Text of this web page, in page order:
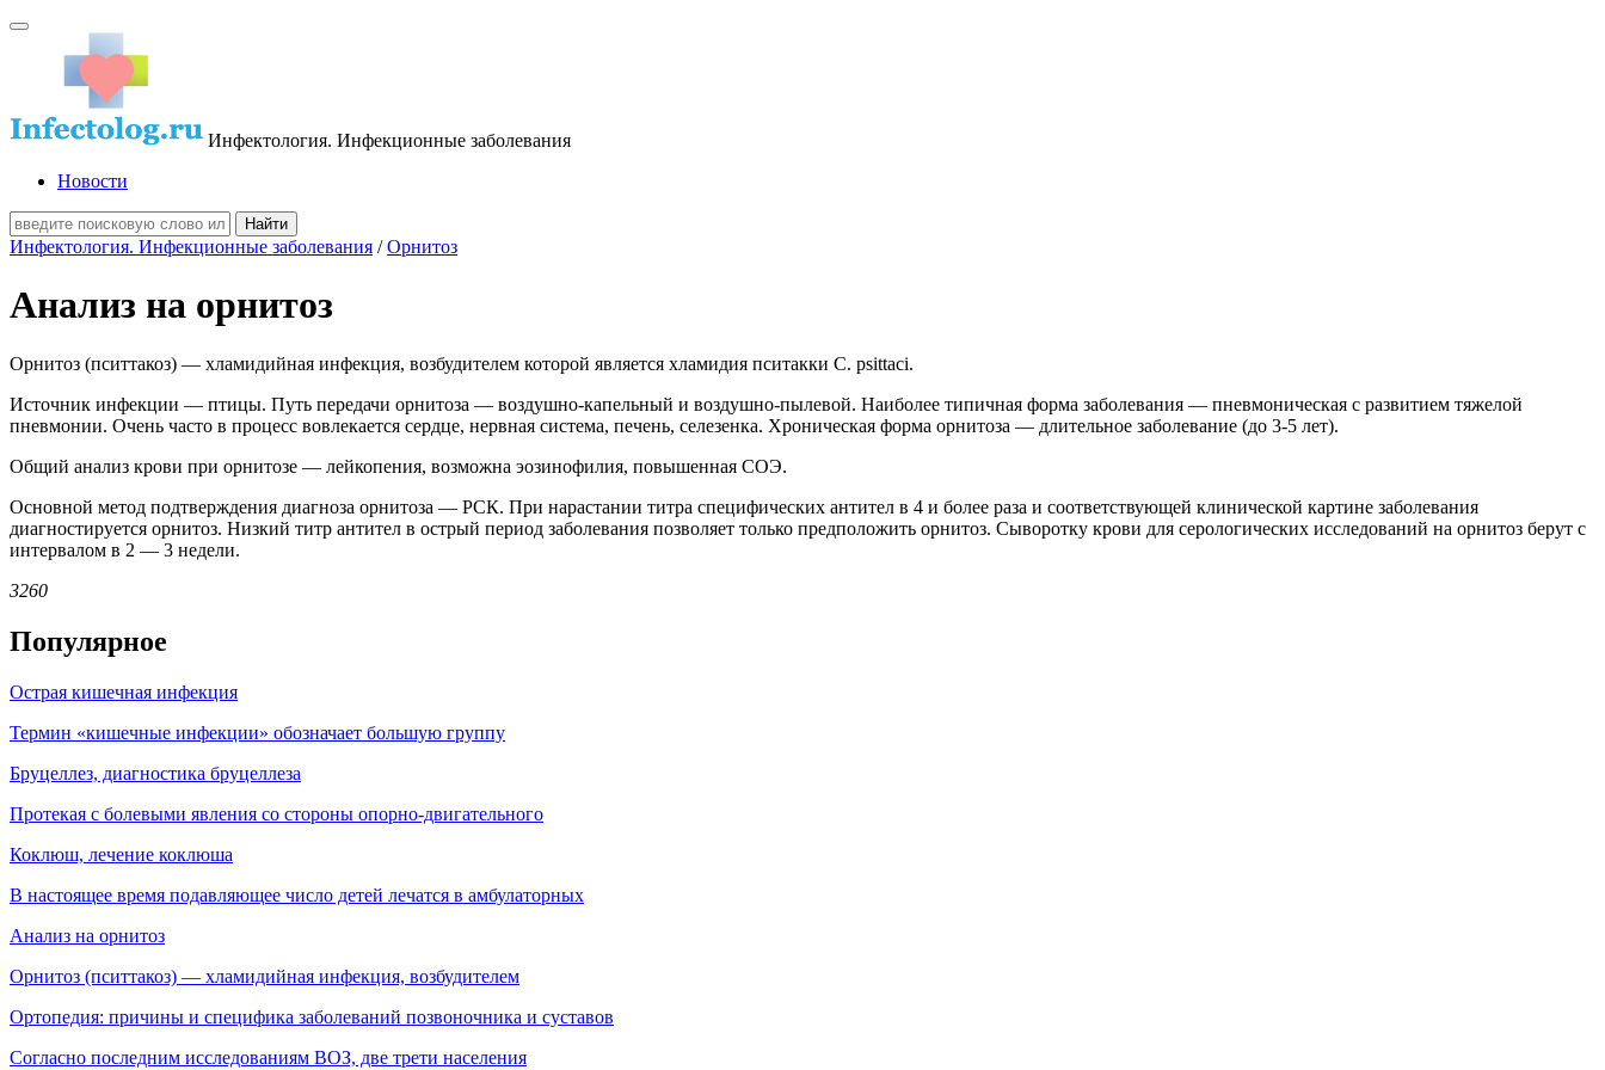
Инфектология. Инфекционные заболевания
Новости
Инфектология. Инфекционные заболевания /Орнитоз
Анализ на орнитоз
Орнитоз (пситтакоз) — хламидийная инфекция, воз­будителем которой является хламидия пситакки С. psittaci.
Источник инфек­ции — птицы. Путь передачи орнитоза — воздушно-капельный и воздушно-пылевой. Наиболее типичная форма заболе­вания — пневмоническая с развитием тяжелой
пневмонии. Очень часто в процесс вовле­кается сердце, нервная система, печень, селезенка. Хро­ническая форма орнитоза — длительное заболевание (до 3-5 лет).
Общий анализ крови при орнитозе — лейкопения, возможна эозинофилия, повышенная СОЭ.
Основной ме­тод подтверждения диагноза орнитоза — РСК. При нарастании титра специфических антител в 4 и более раза и соответствующей клинической картине заболевания
диагностируется орнитоз. Низкий титр анти­тел в острый период заболевания позволяет только пред­положить орнитоз. Сыворотку крови для серологических исследований на орнитоз берут с
интервалом в 2 — 3 недели.
3260
Популярное
Острая кишечная инфекция
Термин «кишечные инфекции» обозначает большую группу
Бруцеллез, диагностика бруцеллеза
Протекая с болевыми явления со стороны опорно-двигательного
Коклюш, лечение коклюша
В настоящее время подавляющее число детей лечатся в амбулаторных
Анализ на орнитоз
Орнитоз (пситтакоз) — хламидийная инфекция, воз­будителем
Ортопедия: причины и специфика заболеваний позвоночника и суставов
Согласно последним исследованиям ВОЗ, две трети населения